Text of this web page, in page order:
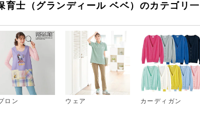
育士（グランディール ベベ）のカテゴリ
ロン ウェア カーディガン